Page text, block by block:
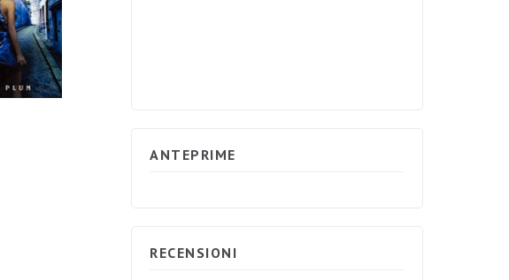
ANTEPRIME
RECENSIONI